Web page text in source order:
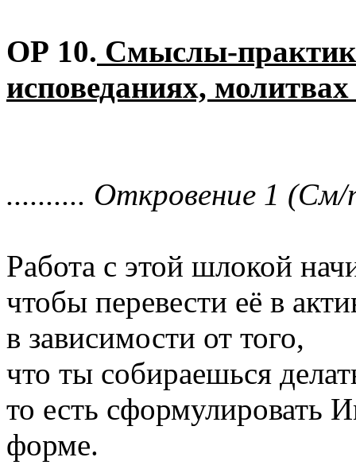
ОР 10. Смыслы-практик
исповеданиях,
.......... Откровение 1
Работа с этой шлокой
чтобы перевести её в
в зависимости от того,
что ты собираешься
то есть сформулировать
форме.